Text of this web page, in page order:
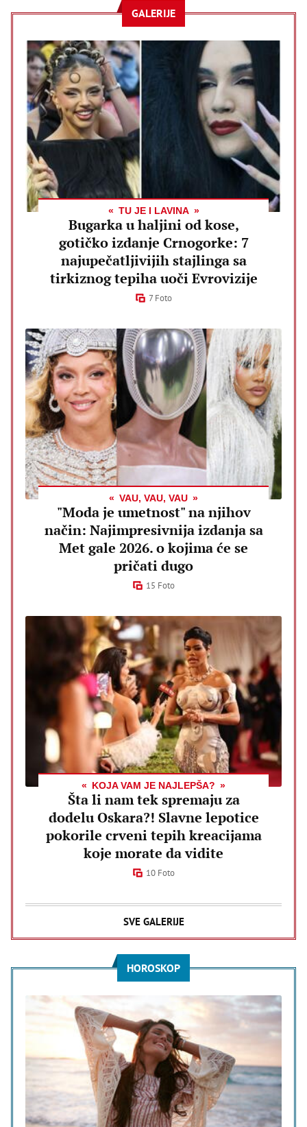
GALERIJE
TU JE I LAVINA
Bugarka u haljini od kose,
gotičko izdanje Crnogorke: 7
najupečatljivijih stajlinga sa
tirkiznog tepiha uoči Evrovizije
7 Foto
VAU, VAU, VAU
"Moda je umetnost" na njihov
način: Najimpresivnija izdanja sa
Met gale 2026. o kojima će se
pričati dugo
15 Foto
KOJA VAM JE NAJLEPŠA?
Šta li nam tek spremaju za
dodelu Oskara?! Slavne lepotice
pokorile crveni tepih kreacijama
koje morate da vidite
10 Foto
SVE GALERIJE
HOROSKOP